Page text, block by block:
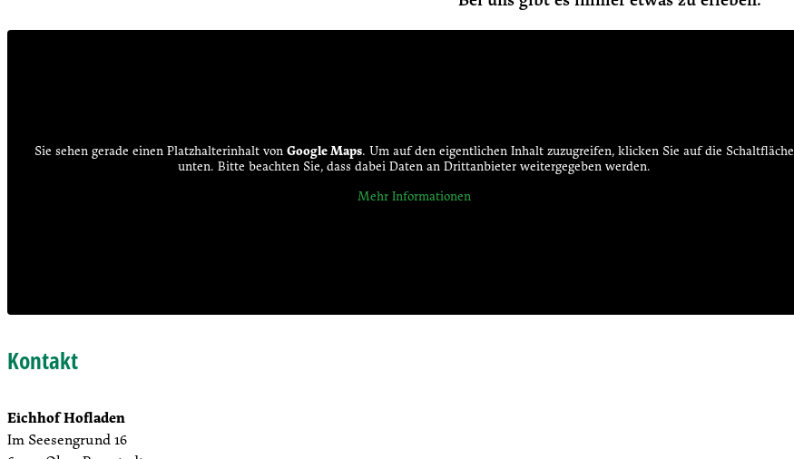
Sie sehen gerade einen Platzhalterinhalt vonGoogle Maps. Um auf den eigentlichen Inhalt zuzugreifen, klicken Sie auf die Schaltfläche
unten. Bitte beachten Sie, dass dabei Daten an Drittanbieter weitergegeben werden.
Mehr Informationen
Kontakt
Eichhof Hofladen
Im Seesengrund 16